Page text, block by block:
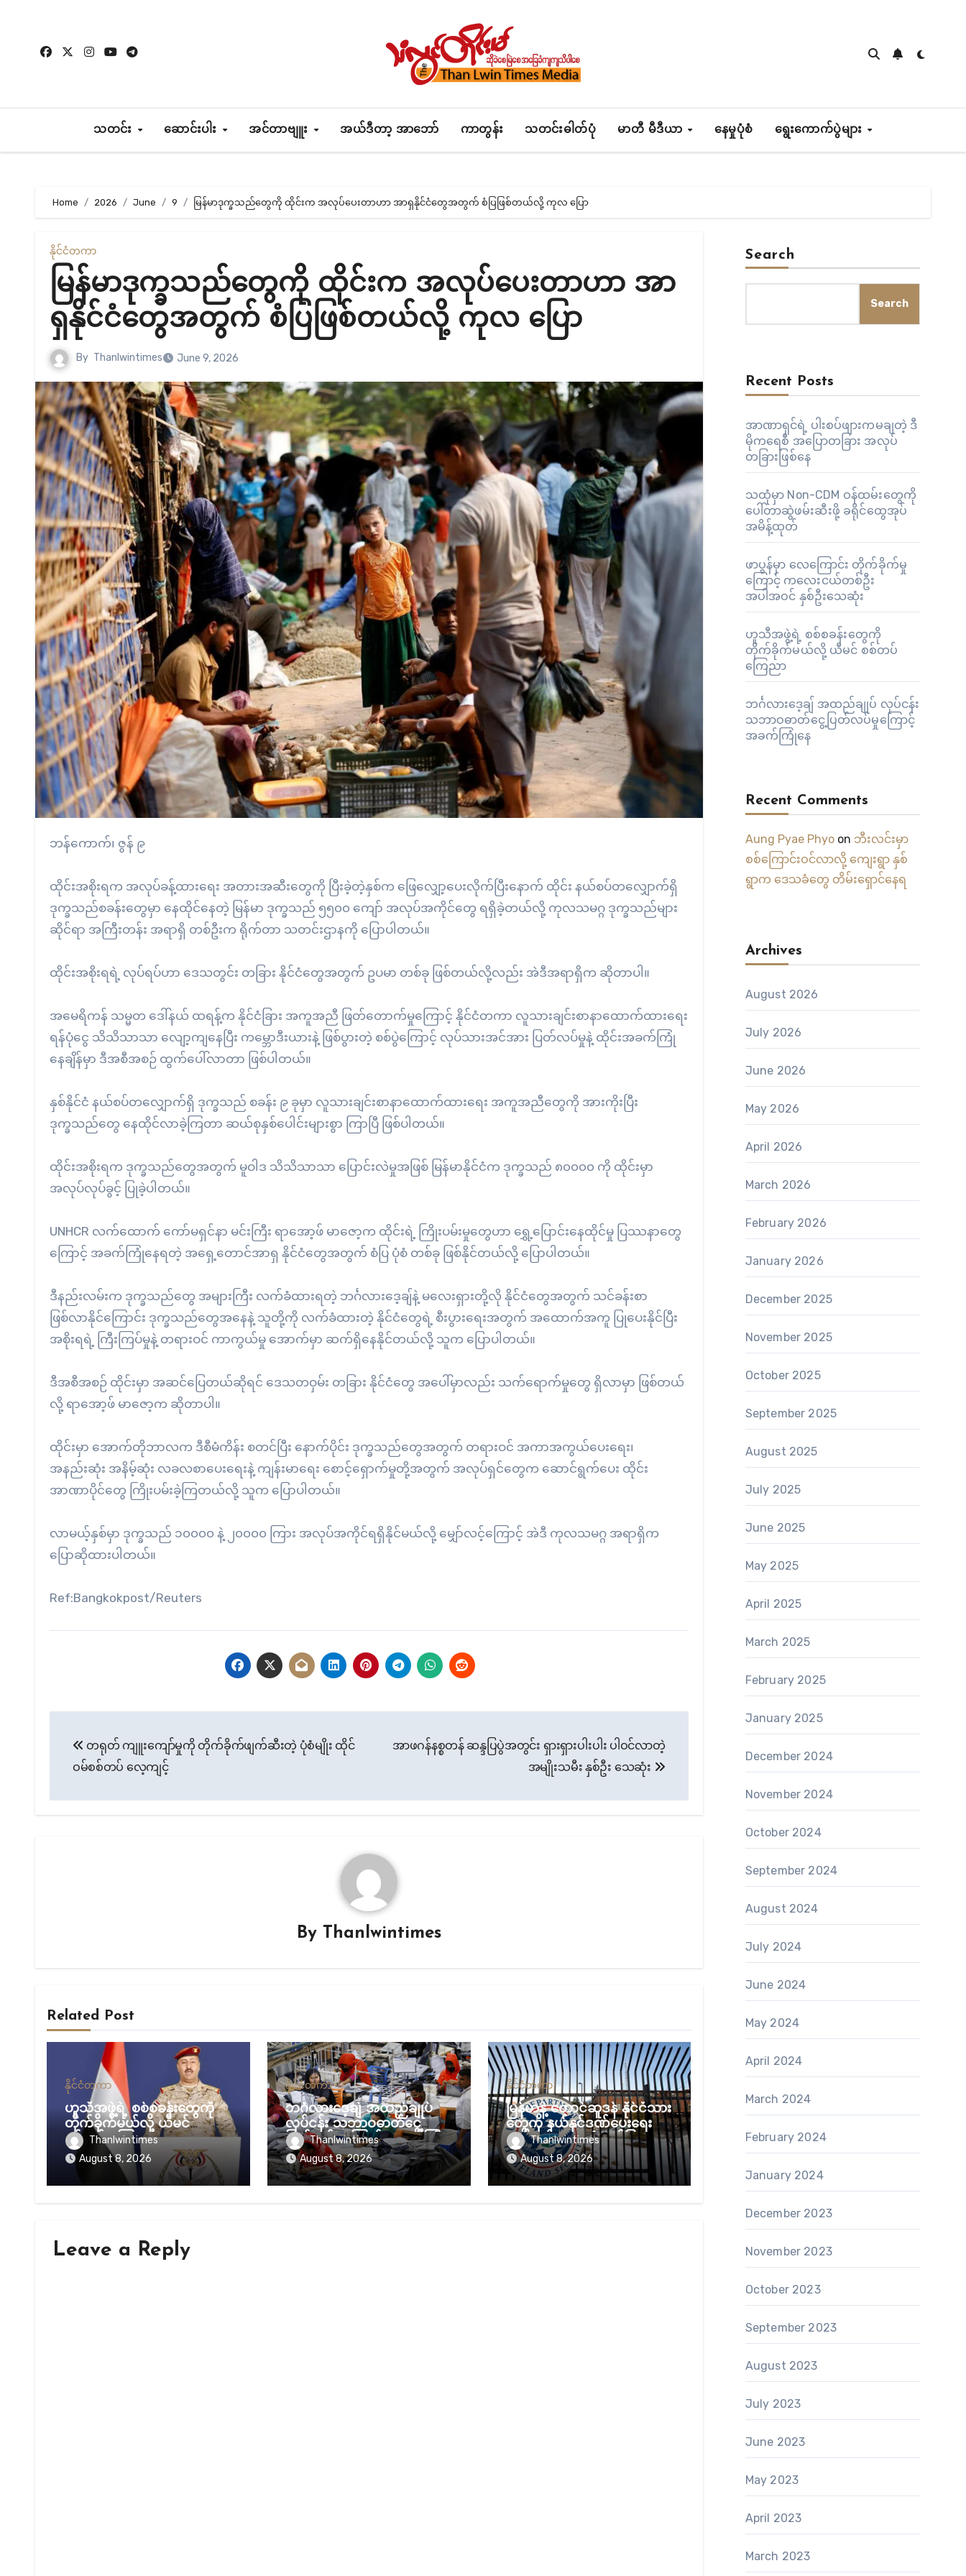
content
သတင်း ဆောင်းပါး အင်တာဗျူး အယ်ဒီတာ့ အာဘော် ကာတွန်း သတင်းဓါတ်ပုံ မာတီ မီဒီယာ နေမှုပုံစံ ရွေးကောက်ပွဲများ
Home 2026 June 9 မြန်မာဒုက္ခသည်တွေကို ထိုင်းက အလုပ်ပေးတာဟာ အာရှနိုင်ငံတွေအတွက် စံပြဖြစ်တယ်လို့ ကုလ ပြော
နိုင်ငံတကာ
မြန်မာဒုက္ခသည်တွေကို ထိုင်းက အလုပ်ပေးတာဟာ အာ
ရှနိုင်ငံတွေအတွက် စံပြဖြစ်တယ်လို့ ကုလ ပြော
By Thanlwintimes June 9, 2026
ဘန်ကောက်၊ ဇွန် ၉
ထိုင်းအစိုးရက အလုပ်ခန့်ထားရေး အတားအဆီးတွေကို ပြီးခဲ့တဲ့နှစ်က ဖြေလျှော့ပေးလိုက်ပြီးနောက် ထိုင်း နယ်စပ်တလျှောက်ရှိ
ဒုက္ခသည်စခန်းတွေမှာ နေထိုင်နေတဲ့ မြန်မာ ဒုက္ခသည် ၅၅၀၀ ကျော် အလုပ်အကိုင်တွေ ရရှိခဲ့တယ်လို့ ကုလသမဂ္ဂ ဒုက္ခသည်များ
ဆိုင်ရာ အကြီးတန်း အရာရှိ တစ်ဦးက ရိုက်တာ သတင်းဌာနကို ပြောပါတယ်။
ထိုင်းအစိုးရရဲ့ လုပ်ရပ်ဟာ ဒေသတွင်း တခြား နိုင်ငံတွေအတွက် ဥပမာ တစ်ခု ဖြစ်တယ်လို့လည်း အဲဒီအရာရှိက ဆိုတာပါ။
အမေရိကန် သမ္မတ ဒေါ်နယ် ထရန့်က နိုင်ငံခြား အကူအညီ ဖြတ်တောက်မှုကြောင့် နိုင်ငံတကာ လူသားချင်းစာနာထောက်ထားရေး
ရန်ပုံငွေ သိသိသာသာ လျော့ကျနေပြီး ကမ္ဘောဒီးယားနဲ့ ဖြစ်ပွားတဲ့ စစ်ပွဲကြောင့် လုပ်သားအင်အား ပြတ်လပ်မှုနဲ့ ထိုင်းအခက်ကြုံ
နေချိန်မှာ ဒီအစီအစဉ် ထွက်ပေါ်လာတာ ဖြစ်ပါတယ်။
နှစ်နိုင်ငံ နယ်စပ်တလျှောက်ရှိ ဒုက္ခသည် စခန်း ၉ ခုမှာ လူသားချင်းစာနာထောက်ထားရေး အကူအညီတွေကို အားကိုးပြီး
ဒုက္ခသည်တွေ နေထိုင်လာခဲ့ကြတာ ဆယ်စုနှစ်ပေါင်းများစွာ ကြာပြီ ဖြစ်ပါတယ်။
ထိုင်းအစိုးရက ဒုက္ခသည်တွေအတွက် မူဝါဒ သိသိသာသာ ပြောင်းလဲမှုအဖြစ် မြန်မာနိုင်ငံက ဒုက္ခသည် ၈၀၀၀၀ ကို ထိုင်းမှာ
အလုပ်လုပ်ခွင့် ပြုခဲ့ပါတယ်။
UNHCR လက်ထောက် ကော်မရှင်နာ မင်းကြီး ရာအော့ဖ် မာဇော့က ထိုင်းရဲ့ ကြိုးပမ်းမှုတွေဟာ ရွှေ့ပြောင်းနေထိုင်မှု ပြဿနာတွေ
ကြောင့် အခက်ကြုံနေရတဲ့ အရှေ့တောင်အာရှ နိုင်ငံတွေအတွက် စံပြ ပုံစံ တစ်ခု ဖြစ်နိုင်တယ်လို့ ပြောပါတယ်။
ဒီနည်းလမ်းက ဒုက္ခသည်တွေ အများကြီး လက်ခံထားရတဲ့ ဘင်္ဂလားဒေ့ချ်နဲ့ မလေးရှားတို့လို နိုင်ငံတွေအတွက် သင်ခန်းစာ
ဖြစ်လာနိုင်ကြောင်း ဒုက္ခသည်တွေအနေနဲ့ သူတို့ကို လက်ခံထားတဲ့ နိုင်ငံတွေရဲ့ စီးပွားရေးအတွက် အထောက်အကူ ပြုပေးနိုင်ပြီး
အစိုးရရဲ့ ကြီးကြပ်မှုနဲ့ တရားဝင် ကာကွယ်မှု အောက်မှာ ဆက်ရှိနေနိုင်တယ်လို့ သူက ပြောပါတယ်။
ဒီအစီအစဉ် ထိုင်းမှာ အဆင်ပြေတယ်ဆိုရင် ဒေသတဝှမ်း တခြား နိုင်ငံတွေ အပေါ်မှာလည်း သက်ရောက်မှုတွေ ရှိလာမှာ ဖြစ်တယ်
လို့ ရာအော့ဖ် မာဇော့က ဆိုတာပါ။
ထိုင်းမှာ အောက်တိုဘာလက ဒီစီမံကိန်း စတင်ပြီး နောက်ပိုင်း ဒုက္ခသည်တွေအတွက် တရားဝင် အကာအကွယ်ပေးရေး၊
အနည်းဆုံး အနိမ့်ဆုံး လခလစာပေးရေးနဲ့ ကျန်းမာရေး စောင့်ရှောက်မှုတို့အတွက် အလုပ်ရှင်တွေက ဆောင်ရွက်ပေး ထိုင်း
အာဏာပိုင်တွေ ကြိုးပမ်းခဲ့ကြတယ်လို့ သူက ပြောပါတယ်။
လာမယ့်နှစ်မှာ ဒုက္ခသည် ၁၀၀၀၀ နဲ့ ၂၀၀၀၀ ကြား အလုပ်အကိုင်ရရှိနိုင်မယ်လို့ မျှော်လင့်ကြောင့် အဲဒီ ကုလသမဂ္ဂ အရာရှိက
ပြောဆိုထားပါတယ်။
Ref:Bangkokpost/Reuters
navigation
တရုတ် ကျူးကျော်မှုကို တိုက်ခိုက်ဖျက်ဆီးတဲ့ ပုံစံမျိုး ထိုင်
ဝမ်စစ်တပ် လေ့ကျင့်
အာဖဂန်နစ္စတန် ဆန္ဒပြပွဲအတွင်း ရှားရှားပါးပါး ပါဝင်လာတဲ့
အမျိုးသမီး နှစ်ဦး သေဆုံး
By Thanlwintimes
Related Post
နိုင်ငံတကာ
ဟူသီအဖွဲ့ရဲ့ စစ်စခန်းတွေကို
တိုက်ခိုက်မယ်လို့ ယီမင်
စစ်တပ် ကြေညာ
Thanlwintimes
August 8, 2026
နိုင်ငံတကာ
ဘင်္ဂလားဒေ့ချ် အထည်ချုပ်
လုပ်ငန်း သဘာဝဓာတ်ငွေ့
ပြတ်လပ်မှုကြောင့် အခက်ကြုံ
နေ
Thanlwintimes
August 8, 2026
နိုင်ငံတကာ
မြန်မာနဲ့ တောင်ဆူဒန် နိုင်ငံသား
တွေကို နယ်နှင်ဒဏ်ပေးရေး အ
မေရိကန် တရားရုံး ခွင့်ပြု
Thanlwintimes
August 8, 2026
Leave a Reply
Search
Search
Recent Posts
အာဏာရှင်ရဲ့ ပါးစပ်ဖျားကမချတဲ့ ဒီ
မိုကရေစီ အပြောတခြား အလုပ်
တခြားဖြစ်နေ
သထုံမှာ Non-CDM ဝန်ထမ်းတွေကို
ပေါ်တာဆွဲဖမ်းဆီးဖို့ ခရိုင်ထွေအုပ်
အမိန့်ထုတ်
ဖာပွန်မှာ လေကြောင်း တိုက်ခိုက်မှု
ကြောင့် ကလေးငယ်တစ်ဦး
အပါအဝင် နှစ်ဦးသေဆုံး
ဟူသီအဖွဲ့ရဲ့ စစ်စခန်းတွေကို
တိုက်ခိုက်မယ်လို့ ယီမင် စစ်တပ်
ကြေညာ
ဘင်္ဂလားဒေ့ချ် အထည်ချုပ် လုပ်ငန်း
သဘာဝဓာတ်ငွေ့ပြတ်လပ်မှုကြောင့်
အခက်ကြုံနေ
Recent Comments
Aung Pyae Phyoon ဘီးလင်းမှာ
စစ်ကြောင်းဝင်လာလို့ ကျေးရွာ နှစ်
ရွာက ဒေသခံတွေ တိမ်းရှောင်နေရ
Archives
August 2026
July 2026
June 2026
May 2026
April 2026
March 2026
February 2026
January 2026
December 2025
November 2025
October 2025
September 2025
August 2025
July 2025
June 2025
May 2025
April 2025
March 2025
February 2025
January 2025
December 2024
November 2024
October 2024
September 2024
August 2024
July 2024
June 2024
May 2024
April 2024
March 2024
February 2024
January 2024
December 2023
November 2023
October 2023
September 2023
August 2023
July 2023
June 2023
May 2023
April 2023
March 2023